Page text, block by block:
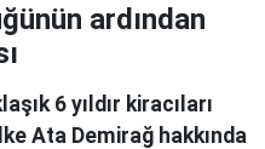
ardından
6 yıldır kiracıları
Ata Demirağ hakkında